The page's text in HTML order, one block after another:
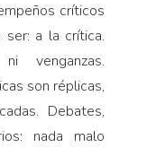
críticos
a la crítica.
venganzas.
son réplicas,
Debates,
nada malo